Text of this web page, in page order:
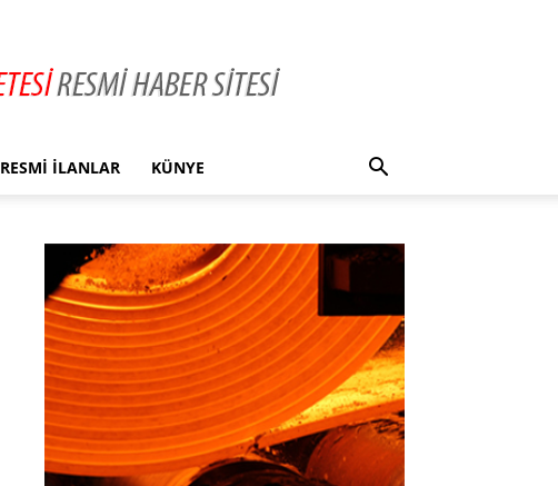
RESMI İLANLAR KÜNYE